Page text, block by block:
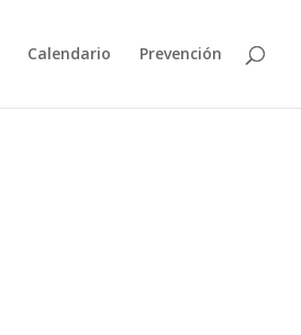
Calendario Prevención